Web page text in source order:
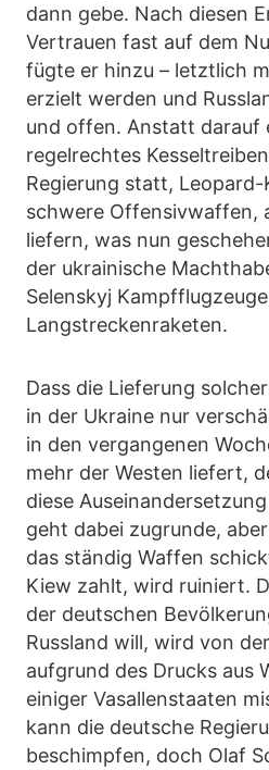
dann gebe. Nach diesen
Vertrauen fast auf dem
fügte er hinzu – letztlich
erzielt werden und
und offen. Anstatt darauf
regelrechtes
Regierung statt,
schwere Offensivwaffen,
liefern, was nun
der ukrainische
Selenskyj
Langstreckenraketen.
Dass die Lieferung
in der Ukraine nur
in den vergangenen
mehr der Westen liefert,
diese
geht dabei zugrunde,
das ständig Waffen
Kiew zahlt, wird ruiniert.
der deutschen
Russland will, wird von
aufgrund des Drucks aus
einiger Vasallenstaaten
kann die deutsche
beschimpfen, doch Olaf